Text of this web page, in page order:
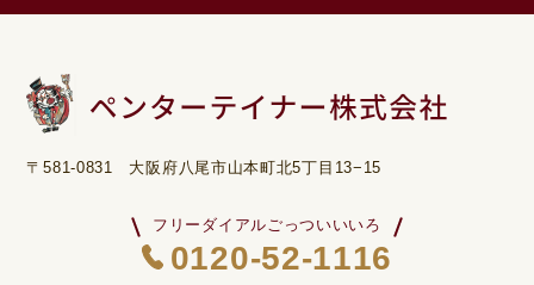
〒581-0831 大阪府八尾市山本町北5丁目13−15
フリーダイアルごっついいいろ
0120-52-1116